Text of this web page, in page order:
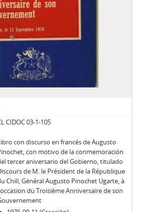
CIDOC 03-1-105
con discurso en francés de Augusto
con motivo de la conmemoración
tercer aniversario del Gobierno, titulado
de M. le Président de la République
Chilí, Général Augusto Pinochet Ugarte, à
du Troisième Anniversaire de son